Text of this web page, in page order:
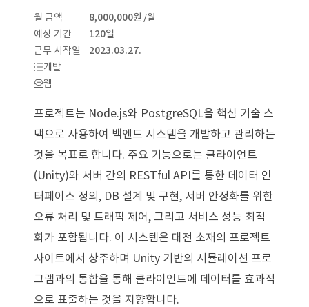
월 금액 8,000,000원 /월
예상 기간
120일
근무 시작일
2023.03.27.
개발
웹
프로젝트는 Node.js와 PostgreSQL을 핵심 기술 스
택으로 사용하여 백엔드 시스템을 개발하고 관리하는
것을 목표로 합니다. 주요 기능으로는 클라이언트
(Unity)와 서버 간의 RESTful API를 통한 데이터 인
터페이스 정의, DB 설계 및 구현, 서버 안정화를 위한
오류 처리 및 트래픽 제어, 그리고 서비스 성능 최적
화가 포함됩니다. 이 시스템은 대전 소재의 프로젝트
사이트에서 상주하며 Unity 기반의 시뮬레이션 프로
그램과의 통합을 통해 클라이언트에 데이터를 효과적
으로 표출하는 것을 지향합니다.